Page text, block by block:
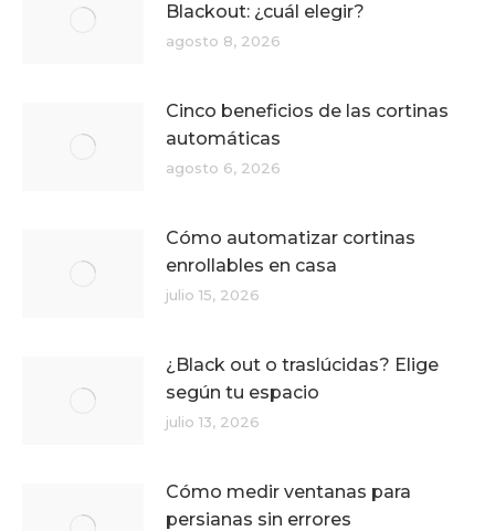
Blackout: ¿cuál elegir?
agosto 8, 2026
Cinco beneficios de las cortinas
automáticas
agosto 6, 2026
Cómo automatizar cortinas
enrollables en casa
julio 15, 2026
¿Black out o traslúcidas? Elige
según tu espacio
julio 13, 2026
Cómo medir ventanas para
persianas sin errores